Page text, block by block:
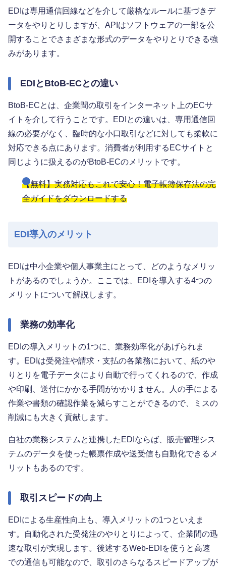
EDIは専用通信回線などを介して厳格なルールに基づきデ
ータをやりとりしますが、APIはソフトウェアの一部を公
開することでさまざまな形式のデータをやりとりできる強
みがあります。
EDIとBtoB-ECとの違い
BtoB-ECとは、企業間の取引をインターネット上のECサ
イトを介して行うことです。EDIとの違いは、専用通信回
線の必要がなく、臨時的な小口取引などに対しても柔軟に
対応できる点にあります。消費者が利用するECサイトと
同じように扱えるのがBtoB-ECのメリットです。
【無料】実務対応もこれで安心！電子帳簿保存法の完
全ガイドをダウンロードする
EDI導入のメリット
EDIは中小企業や個人事業主にとって、どのようなメリッ
トがあるのでしょうか。ここでは、EDIを導入する4つの
メリットについて解説します。
業務の効率化
EDIの導入メリットの1つに、業務効率化があげられま
す。EDIは受発注や請求・支払の各業務において、紙のや
りとりを電子データにより自動で行ってくれるので、作成
や印刷、送付にかかる手間がかかりません。人の手による
作業や書類の確認作業を減らすことができるので、ミスの
削減にも大きく貢献します。
自社の業務システムと連携したEDIならば、販売管理シス
テムのデータを使った帳票作成や送受信も自動化できるメ
リットもあるのです。
取引スピードの向上
EDIによる生産性向上も、導入メリットの1つといえま
す。自動化された受発注のやりとりによって、企業間の迅
速な取引が実現します。後述するWeb-EDIを使うと高速
での通信も可能なので、取引のさらなるスピードアップが